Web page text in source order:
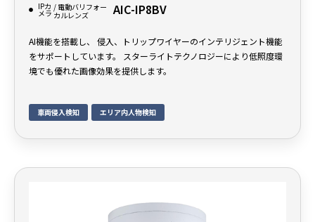
IPカ
メラ
/ 電動バリフォー
カルレンズ
AIC-IP8BV
AI機能を搭載し、 侵入、トリップワイヤーのインテリジェント機能
をサポートしています。 スターライトテクノロジーにより低照度環
境でも優れた画像効果を提供します。
車両侵入検知 エリア内人物検知